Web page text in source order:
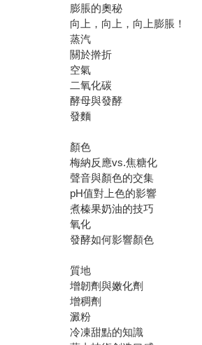
膨脹的奧秘
向上，向上，向上膨脹！
蒸汽
關於擀折
空氣
二氧化碳
酵母與發酵
發麵
顏色
梅納反應vs.焦糖化
聲音與顏色的交集
pH值對上色的影響
煮榛果奶油的技巧
氧化
發酵如何影響顏色
質地
增韌劑與嫩化劑
增稠劑
澱粉
冷凍甜點的知識